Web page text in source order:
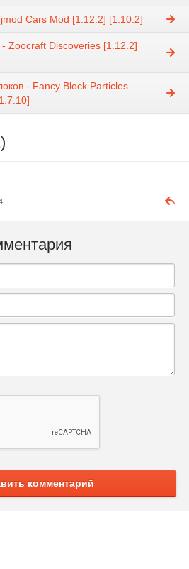
Cars Mod [1.12.2] [1.10.2]
Zoocraft Discoveries [1.12.2]
- Fancy Block Particles
комментарий